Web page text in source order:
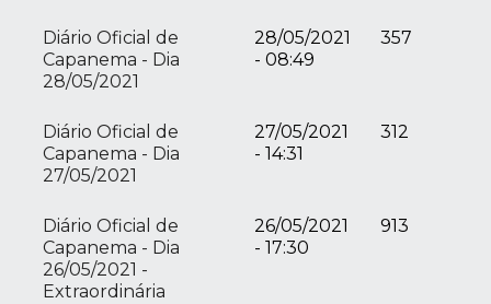
Diário Oficial de
Capanema - Dia
28/05/2021
28/05/2021
- 08:49
357
Diário Oficial de
Capanema - Dia
27/05/2021
27/05/2021
- 14:31
312
Diário Oficial de
Capanema - Dia
26/05/2021 -
Extraordinária
26/05/2021
- 17:30
913